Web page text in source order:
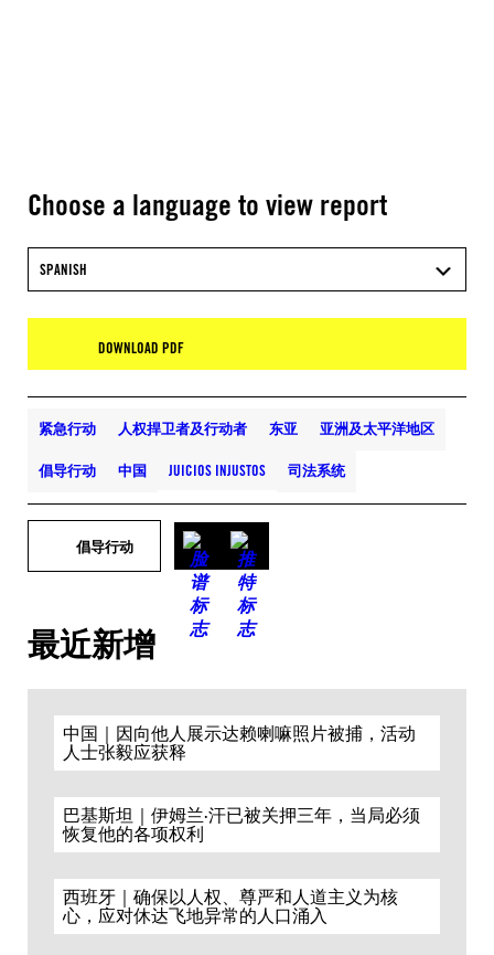
Choose a language to view report
SPANISH
DOWNLOAD PDF
紧急行动 人权捍卫者及行动者 东亚 亚洲及太平洋地区
倡导行动 中国 JUICIOS INJUSTOS 司法系统
倡导行动
最近新增
中国｜因向他人展示达赖喇嘛照片被捕，活动
人士张毅应获释
巴基斯坦｜伊姆兰·汗已被关押三年，当局必须
恢复他的各项权利
西班牙｜确保以人权、尊严和人道主义为核
心，应对休达飞地异常的人口涌入